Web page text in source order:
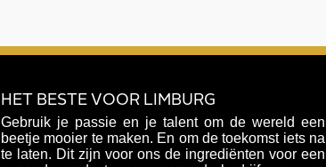
HET BESTE VOOR LIMBURG
Gebruik je passie en je talent om de wereld een
beetje mooier te maken. En om de toekomst iets na
te laten. Dit zijn voor ons de ingrediënten voor een